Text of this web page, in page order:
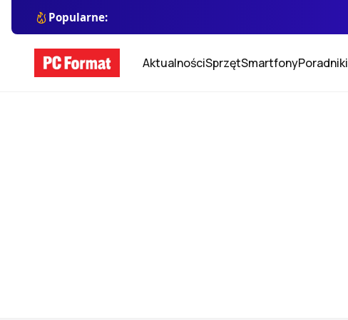
Popularne:
AktualnościSprzętSmartfonyPoradniki